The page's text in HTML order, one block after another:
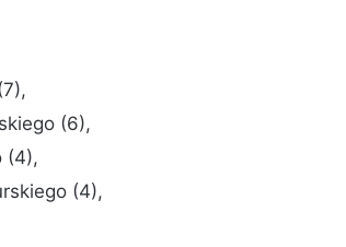
(6),
(4),
(4),